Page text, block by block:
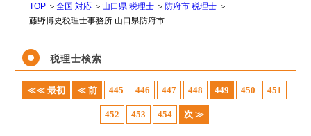
TOP ＞全国 対応 ＞ 山口県 税理士 ＞防府市 税理士 ＞
藤野博史税理士事務所 山口県防府市
税理士検索
≪≪ 最初 ≪ 前 445 446 447 448 449 450 451
452 453 454 次 ≫